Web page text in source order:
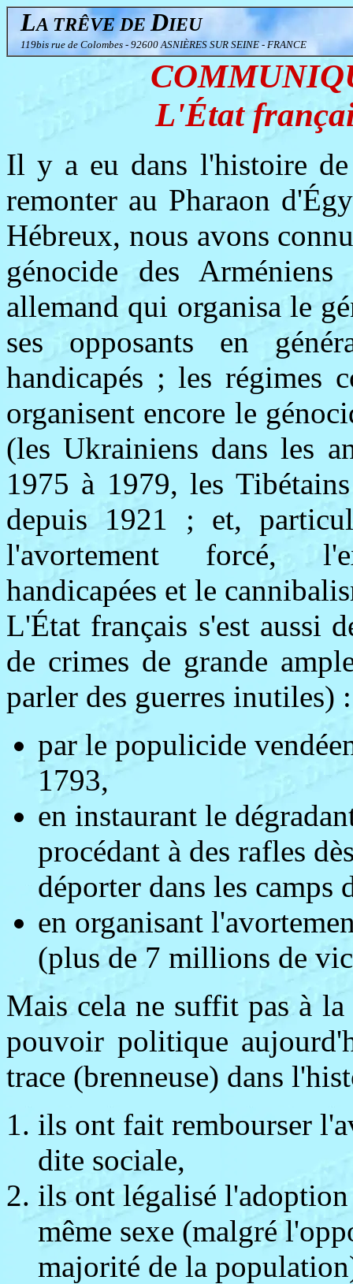
LA TRÊVE DE DIEU
119bis rue de Colombes - 92600 ASNIÈRES SUR SEINE - FRANCE
L'État
Il y a eu dans l'histoire
remonter au Pharaon
Hébreux, nous avons
génocide des
allemand qui organisa le
ses opposants en
handicapés ; les régimes
organisent encore le
(les Ukrainiens dans les
1975 à 1979, les
depuis 1921 ; et,
l'avortement forcé,
handicapées et le
L'État français s'est aussi
de crimes de grande
parler des guerres inutiles) :
par le populicide
1793,
en instaurant le
procédant à des rafles
déporter dans les camps
en organisant
(plus de 7 millions de
Mais cela ne suffit pas à
pouvoir politique
trace (brenneuse) dans
ils ont fait rembourser
dite sociale,
ils ont légalisé
même sexe (malgré
majorité de la